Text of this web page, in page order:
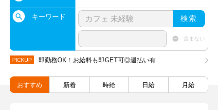
キーワード 検索
含まない
PICKUP 即勤務OK！お給料も即GET可◎週払い有
おすすめ 新着 時給 日給 月給